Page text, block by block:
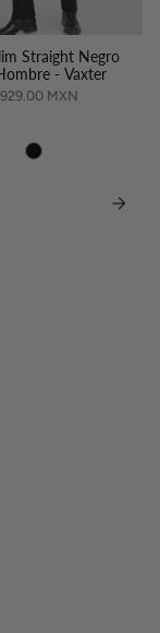
Straight Negro
- Vaxter
MXN